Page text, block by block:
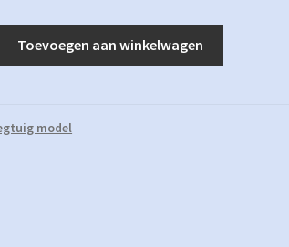
Toevoegen aan winkelwagen
model